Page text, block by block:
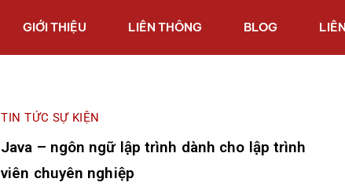
GIỚI THIỆU LIÊN THÔNG BLOG
TIN TỨC SỰ KIỆN
Java – ngôn ngữ lập trình dành cho lập trình
viên chuyên nghiệp